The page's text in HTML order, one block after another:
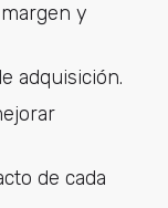
y
adquisición.
de cada